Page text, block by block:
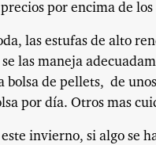
por encima de
las estufas de alto
las maneja
bolsa de pellets, de
por día. Otros mas
invierno, si algo se